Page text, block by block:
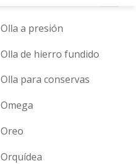
Olla a presión
Olla de hierro fundido
Olla para conservas
Omega
Oreo
Orquídea